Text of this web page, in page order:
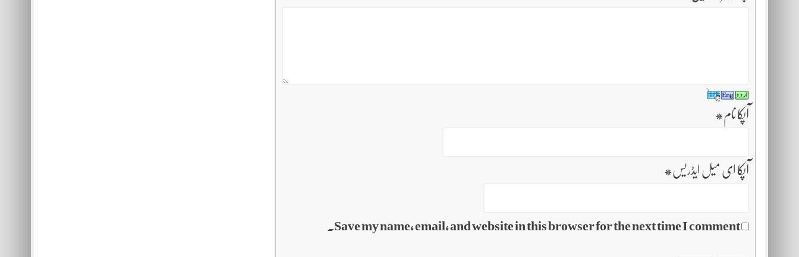
آپکا نام *
آپکا ای میل ایڈریس *
Save my name, email, and website in this browser for the next time I comment.